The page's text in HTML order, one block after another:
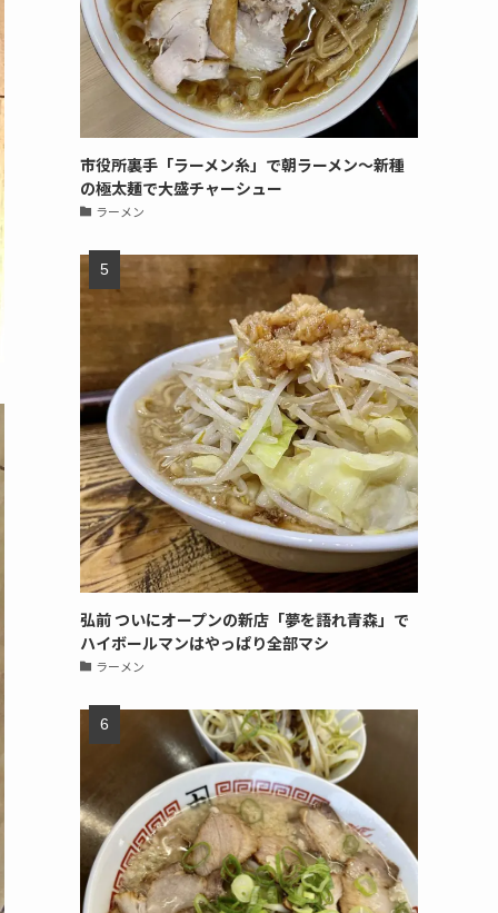
市役所裏手「ラーメン糸」で朝ラーメン〜新種
の極太麺で大盛チャーシュー
ラーメン
弘前 ついにオープンの新店「夢を語れ青森」で
ハイボールマンはやっぱり全部マシ
ラーメン